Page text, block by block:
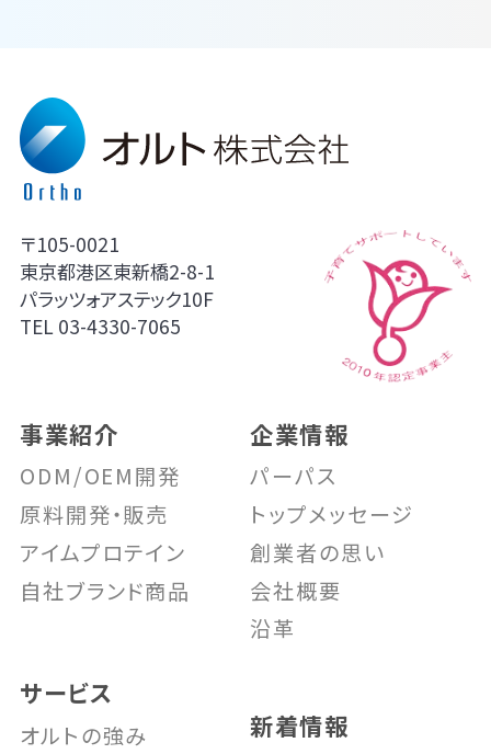
〒105-0021
東京都港区東新橋2-8-1
パラッツォアステック10F
TEL 03-4330-7065
事業紹介
ODM/OEM開発
原料開発・販売
アイムプロテイン
自社ブランド商品
企業情報
パーパス
トップメッセージ
創業者の思い
会社概要
沿革
サービス
オルトの強み 新着情報